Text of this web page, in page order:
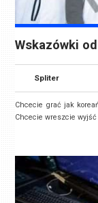
Wskazówki
Spliter
Chcecie grać jak
Chcecie wreszcie wyjść